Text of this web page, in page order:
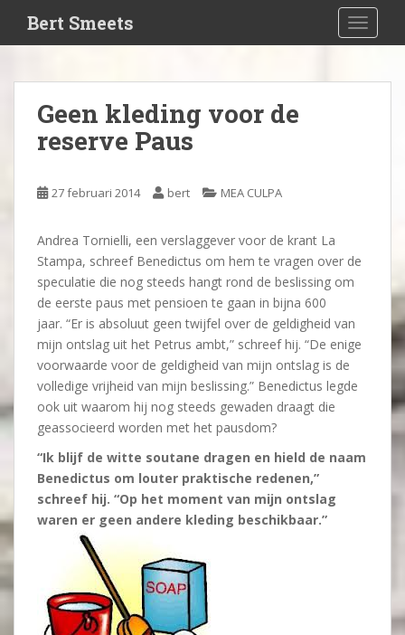
i
Bert Smeets
Geen kleding voor de
reserve Paus
27 februari 2014 bert MEA CULPA
Andrea Tornielli, een verslaggever voor de krant La
Stampa, schreef Benedictus om hem te vragen over de
speculatie die nog steeds hangt rond de beslissing om
de eerste paus met pensioen te gaan in bijna 600
jaar. “Er is absoluut geen twijfel over de geldigheid van
mijn ontslag uit het Petrus ambt,” schreef hij. “De enige
voorwaarde voor de geldigheid van mijn ontslag is de
volledige vrijheid van mijn beslissing.” Benedictus legde
ook uit waarom hij nog steeds gewaden draagt die
geassocieerd worden met het pausdom?
“Ik blijf de witte soutane dragen en hield de naam
Benedictus om louter praktische redenen,”
schreef hij. “Op het moment van mijn ontslag
waren er geen andere kleding beschikbaar.”